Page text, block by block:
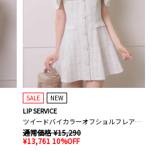
SALE NEW
LIP SERVICE
ツイードバイカラーオフショルフレアワンピース
通常価格 ¥15,290
¥13,761 10%OFF